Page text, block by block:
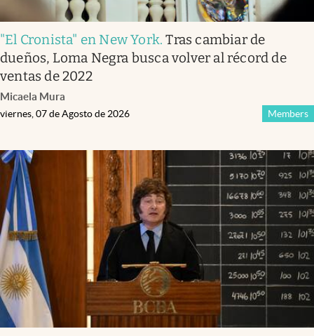
El Cronista Studio
Mediakit
abre en nueva pestaña
Argentina
"El Cronista" en New York.Tras cambiar de
dueños, Loma Negra busca volver al récord de
ventas de 2022
Micaela Mura
Members
viernes, 07 de Agosto de 2026